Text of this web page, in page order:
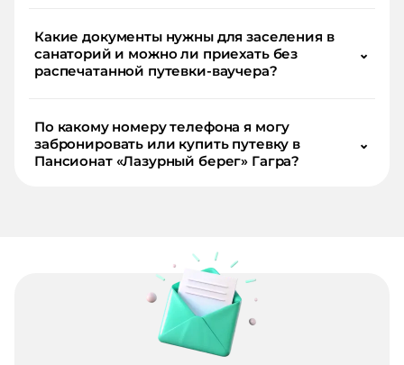
Какие документы нужны для заселения в
санаторий и можно ли приехать без
распечатанной путевки-ваучера?
⌄
По какому номеру телефона я могу
забронировать или купить путевку в
Пансионат «Лазурный берег» Гагра?
⌄